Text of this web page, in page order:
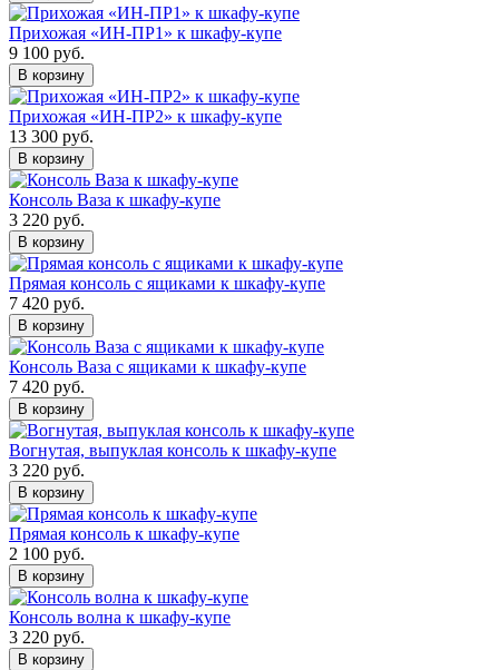
Прихожая «ИН-ПР1» к шкафу-купе
9 100 руб.
В корзину
Прихожая «ИН-ПР2» к шкафу-купе
13 300 руб.
В корзину
Консоль Ваза к шкафу-купе
3 220 руб.
В корзину
Прямая консоль с ящиками к шкафу-купе
7 420 руб.
В корзину
Консоль Ваза с ящиками к шкафу-купе
7 420 руб.
В корзину
Вогнутая, выпуклая консоль к шкафу-купе
3 220 руб.
В корзину
Прямая консоль к шкафу-купе
2 100 руб.
В корзину
Консоль волна к шкафу-купе
3 220 руб.
В корзину